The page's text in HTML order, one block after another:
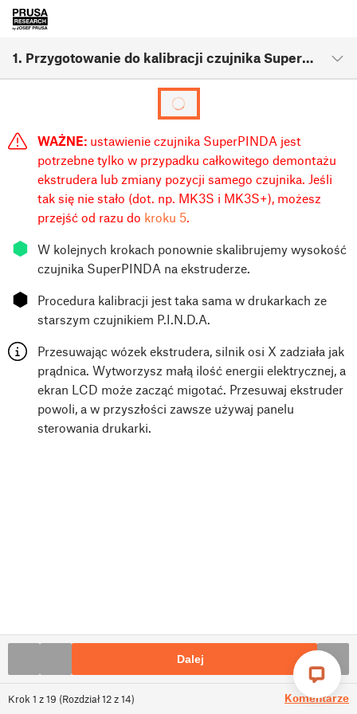
1. Przygotowanie do kalibracji czujnika SuperPINDA (opcjonalnie)
Krok 1 z19 (Rozdział12z14) Komentarze
WAŻNE: ustawienie czujnika SuperPINDA jest
potrzebne tylko w przypadku całkowitego demontażu
ekstrudera lub zmiany pozycji samego czujnika. Jeśli
tak się nie stało (dot. np. MK3S i MK3S+), możesz
przejść od razu do kroku 5.
⬢
W kolejnych krokach ponownie skalibrujemy wysokość
czujnika SuperPINDA na ekstruderze.
⬢
Procedura kalibracji jest taka sama w drukarkach ze
starszym czujnikiem P.I.N.D.A.
Przesuwając wózek ekstrudera, silnik osi X zadziała jak
prądnica. Wytworzysz małą ilość energii elektrycznej, a
ekran LCD może zacząć migotać. Przesuwaj ekstruder
powoli, a w przyszłości zawsze używaj panelu
sterowania drukarki.
Dalej